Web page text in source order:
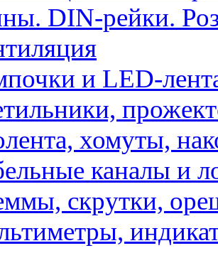
DIN-рейки.
и LED-
хомуты,
каналы и
скрутки,